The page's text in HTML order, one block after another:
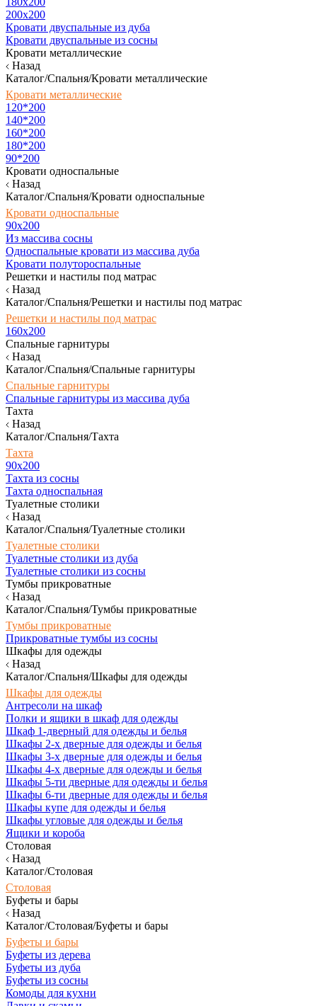
200x200
Кровати двуспальные из дуба
Кровати двуспальные из сосны
Кровати металлические
Назад
Каталог/Спальня/Кровати металлические
Кровати металлические
120*200
140*200
160*200
180*200
90*200
Кровати односпальные
Назад
Каталог/Спальня/Кровати односпальные
Кровати односпальные
90х200
Из массива сосны
Односпальные кровати из массива дуба
Кровати полутороспальные
Решетки и настилы под матрас
Назад
Каталог/Спальня/Решетки и настилы под матрас
Решетки и настилы под матрас
160х200
Спальные гарнитуры
Назад
Каталог/Спальня/Спальные гарнитуры
Спальные гарнитуры
Спальные гарнитуры из массива дуба
Тахта
Назад
Каталог/Спальня/Тахта
Тахта
90х200
Тахта из сосны
Тахта односпальная
Туалетные столики
Назад
Каталог/Спальня/Туалетные столики
Туалетные столики
Туалетные столики из дуба
Туалетные столики из сосны
Тумбы прикроватные
Назад
Каталог/Спальня/Тумбы прикроватные
Тумбы прикроватные
Прикроватные тумбы из сосны
Шкафы для одежды
Назад
Каталог/Спальня/Шкафы для одежды
Шкафы для одежды
Антресоли на шкаф
Полки и ящики в шкаф для одежды
Шкаф 1-дверный для одежды и белья
Шкафы 2-х дверные для одежды и белья
Шкафы 3-х дверные для одежды и белья
Шкафы 4-х дверные для одежды и белья
Шкафы 5-ти дверные для одежды и белья
Шкафы 6-ти дверные для одежды и белья
Шкафы купе для одежды и белья
Шкафы угловые для одежды и белья
Ящики и короба
Столовая
Назад
Каталог/Столовая
Столовая
Буфеты и бары
Назад
Каталог/Столовая/Буфеты и бары
Буфеты и бары
Буфеты из дерева
Буфеты из дуба
Буфеты из сосны
Комоды для кухни